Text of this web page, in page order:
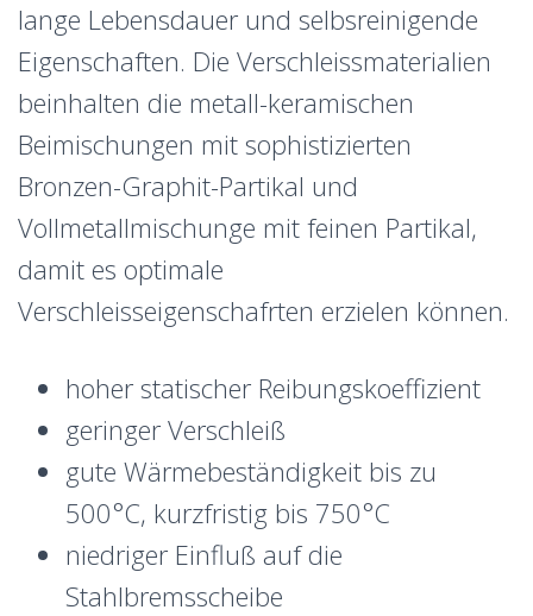
lange Lebensdauer und selbsreinigende
Eigenschaften. Die Verschleissmaterialien
beinhalten die metall-keramischen
Beimischungen mit sophistizierten
Bronzen-Graphit-Partikal und
Vollmetallmischunge mit feinen Partikal,
damit es optimale
Verschleisseigenschafrten erzielen können.
hoher statischer Reibungskoeffizient
geringer Verschleiß
gute Wärmebeständigkeit bis zu
500°C, kurzfristig bis 750°C
niedriger Einfluß auf die
Stahlbremsscheibe